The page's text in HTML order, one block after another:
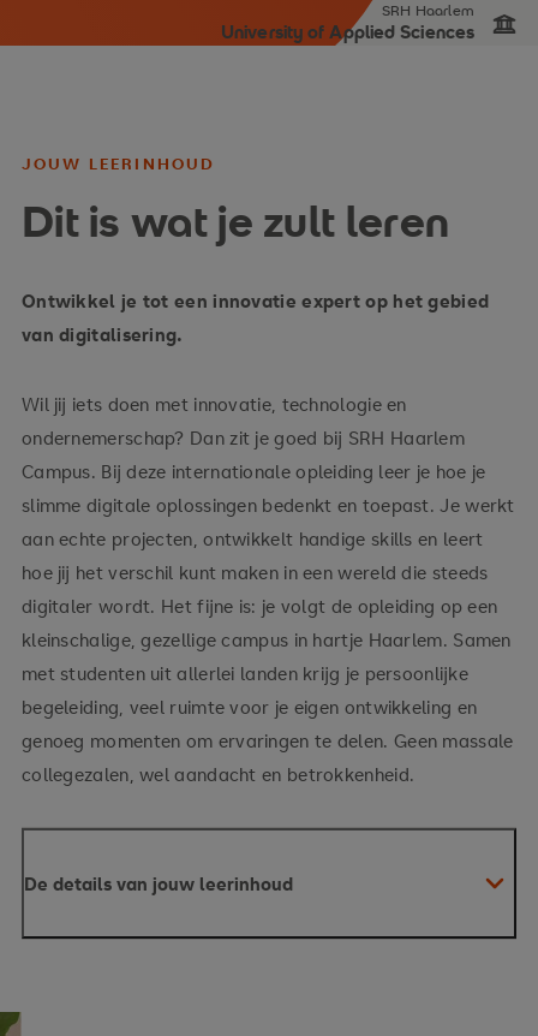
SRH Haarlem
University of Applied Sciences
JOUW LEERINHOUD
Dit is wat je zult leren
Ontwikkel je tot een innovatie expert op het gebied
van digitalisering.
Wil jij iets doen met innovatie, technologie en
ondernemerschap? Dan zit je goed bij SRH Haarlem
Campus. Bij deze internationale opleiding leer je hoe je
slimme digitale oplossingen bedenkt en toepast. Je werkt
aan echte projecten, ontwikkelt handige skills en leert
hoe jij het verschil kunt maken in een wereld die steeds
digitaler wordt. Het fijne is: je volgt de opleiding op een
kleinschalige, gezellige campus in hartje Haarlem. Samen
met studenten uit allerlei landen krijg je persoonlijke
begeleiding, veel ruimte voor je eigen ontwikkeling en
genoeg momenten om ervaringen te delen. Geen massale
collegezalen, wel aandacht en betrokkenheid.
De details van jouw leerinhoud